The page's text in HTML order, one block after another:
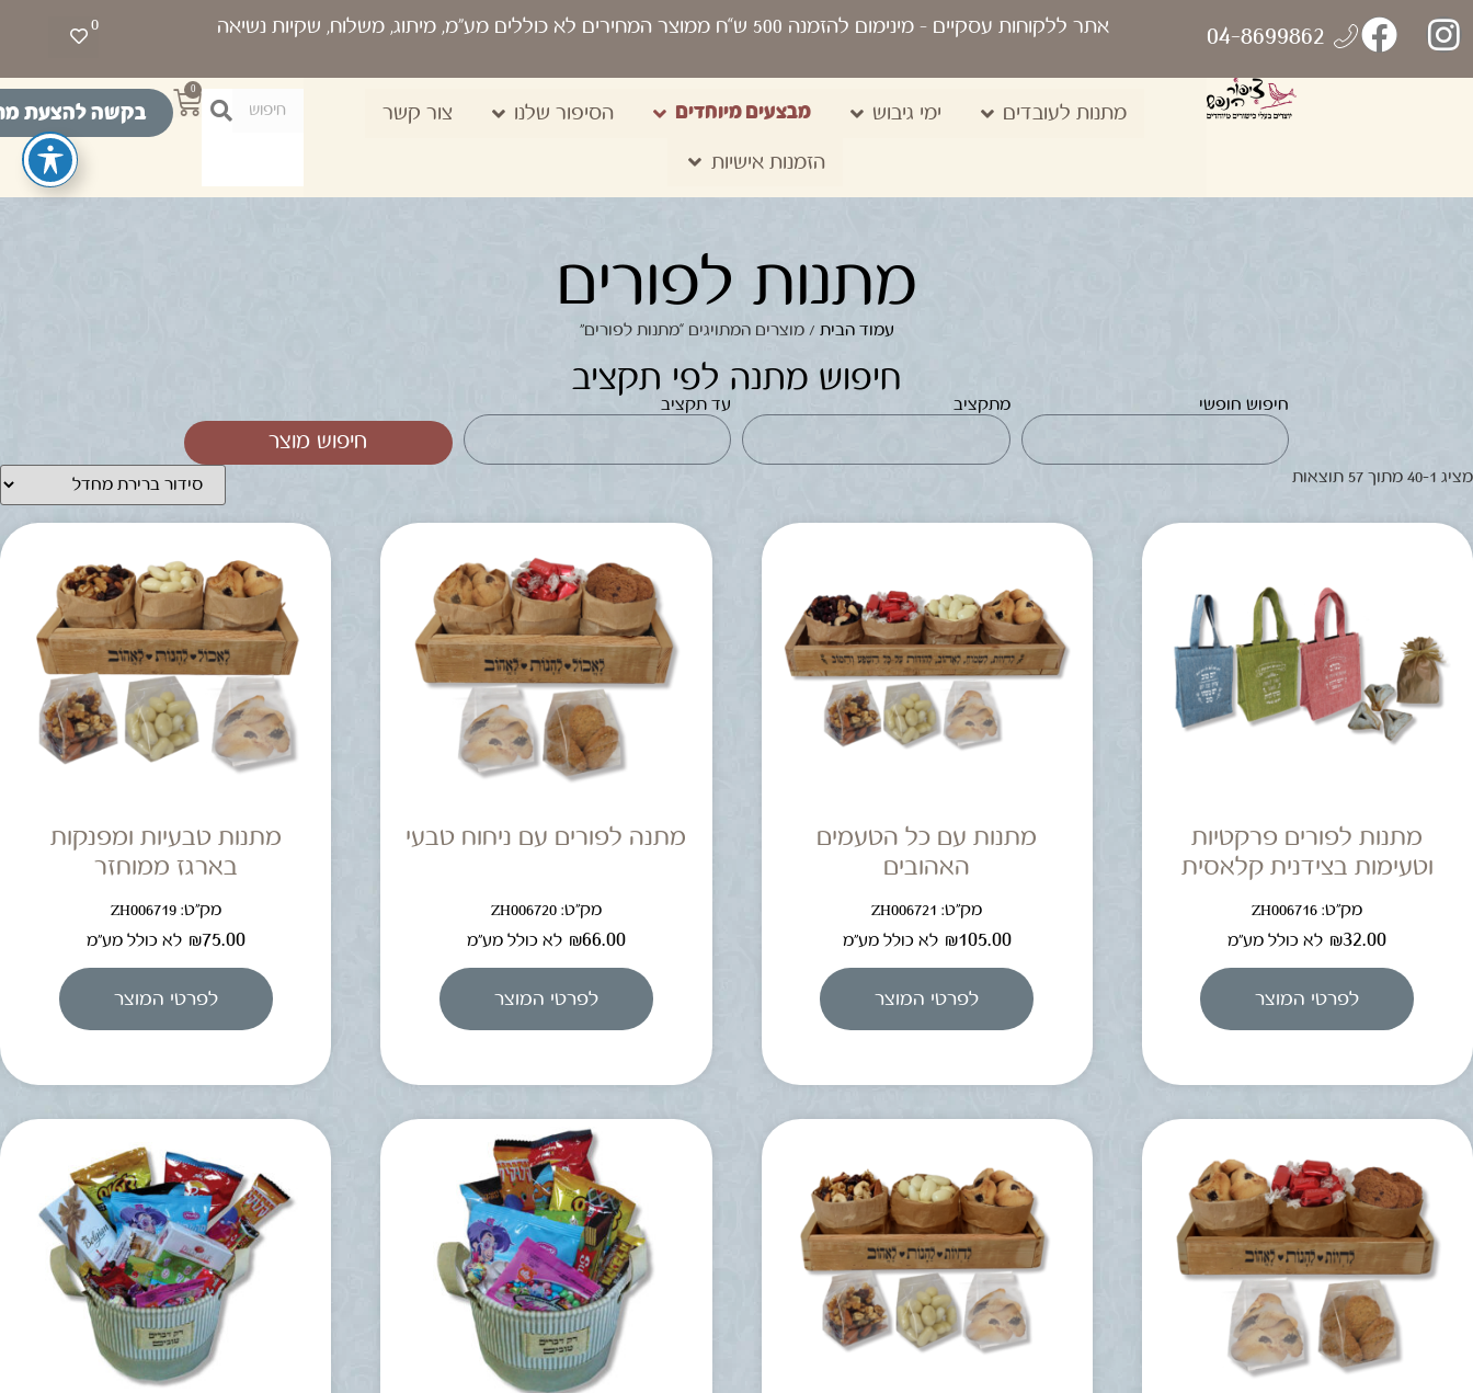
0 אתר ללקוחות עסקיים- מינימום להזמנה 500 ש“ח ממוצר המחירים לא כוללים מע"מ, מיתוג, משלוח, שקיות נשיאה 04-8699862
מתנות לעובדים ימי גיבוש מבצעים מיוחדים הסיפור שלנו צור קשר
הזמנות אישיות
0
בקשה להצעת
מתנות לפורים
עמוד הבית / מוצרים המתויגים “מתנות לפורים”
חיפוש מתנה לפי תקציב
חיפוש חופשי מתקציב עד תקציב
חיפוש מוצר
מציג 1–40 מתוך 57 תוצאות
מתנות לפורים פרקטיות
וטעימות בצידנית קלאסית
מק"ט: ZH006716
₪32.00 לא כולל מע"מ
לפרטי המוצר
מתנות עם כל הטעמים
האהובים
מק"ט: ZH006721
₪105.00 לא כולל מע"מ
לפרטי המוצר
מתנה לפורים עם ניחוח טבעי
מק"ט: ZH006720
₪66.00 לא כולל מע"מ
לפרטי המוצר
מתנות טבעיות ומפנקות
בארגז ממוחזר
מק"ט: ZH006719
₪75.00 לא כולל מע"מ
לפרטי המוצר